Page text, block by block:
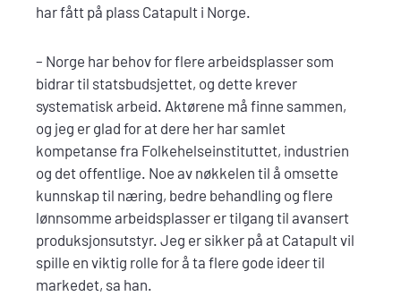
har fått på plass Catapult i Norge.
– Norge har behov for flere arbeidsplasser som
bidrar til statsbudsjettet, og dette krever
systematisk arbeid. Aktørene må finne sammen,
og jeg er glad for at dere her har samlet
kompetanse fra Folkehelseinstituttet, industrien
og det offentlige. Noe av nøkkelen til å omsette
kunnskap til næring, bedre behandling og flere
lønnsomme arbeidsplasser er tilgang til avansert
produksjonsutstyr. Jeg er sikker på at Catapult vil
spille en viktig rolle for å ta flere gode ideer til
markedet, sa han.